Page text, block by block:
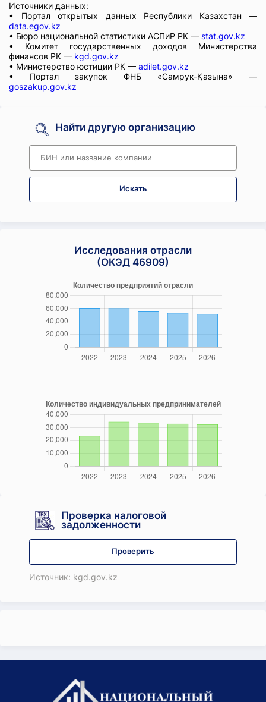
Источники данных:
• Портал открытых данных Республики Казахстан —
data.egov.kz
• Бюро национальной статистики АСПиР РК — stat.gov.kz
• Комитет государственных доходов Министерства
финансов РК — kgd.gov.kz
• Министерство юстиции РК — adilet.gov.kz
• Портал закупок ФНБ «Самрук-Қазына» —
goszakup.gov.kz
Найти другую организацию
Искать
Исследования отрасли
(ОКЭД 46909)
Проверка налоговой
задолженности
Проверить
Источник: kgd.gov.kz